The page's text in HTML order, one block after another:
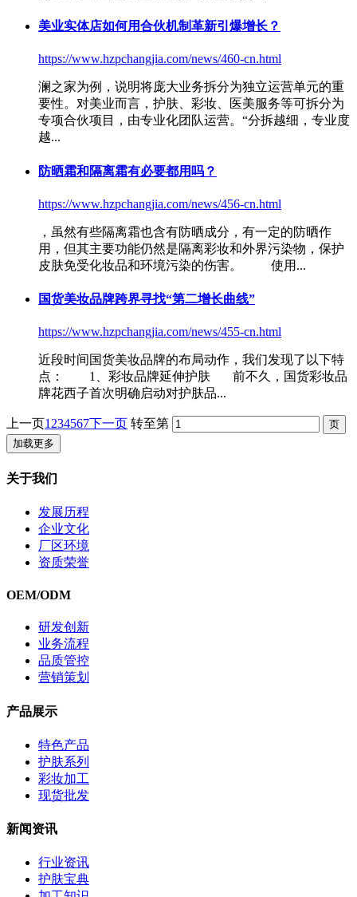
美业实体店如何用合伙机制革新引爆增长？
https://www.hzpchangjia.com/news/460-cn.html
澜之家为例，说明将庞大业务拆分为独立运营单元的重
要性。对美业而言，护肤、 彩妆 、医美服务等可拆分为
专项合伙项目，由专业化团队运营。“分拆越细，专业度
越...
防晒霜和隔离霜有必要都用吗？
https://www.hzpchangjia.com/news/456-cn.html
，虽然有些隔离霜也含有防晒成分，有一定的防晒作
用，但其主要功能仍然是隔离彩妆和外界污染物，保护
皮肤免受化妆品和环境污染的伤害。 使用...
国货美妆品牌跨界寻找“第二增长曲线”
https://www.hzpchangjia.com/news/455-cn.html
近段时间国货美妆品牌的布局动作，我们发现了以下特
点： 1、 彩妆品牌延伸护肤 前不久，国货彩妆品
牌花西子首次明确启动对护肤品...
上一页1 234567下一页 转至第
加载更多
关于我们
发展历程
企业文化
厂区环境
资质荣誉
OEM/ODM
研发创新
业务流程
品质管控
营销策划
产品展示
特色产品
护肤系列
彩妆加工
现货批发
新闻资讯
行业资讯
护肤宝典